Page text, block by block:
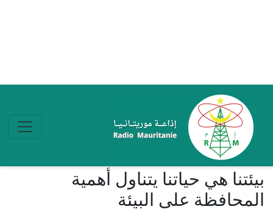
بيئتنا ھي حياتنا يتناول أھمية
المحافظة على البيئة